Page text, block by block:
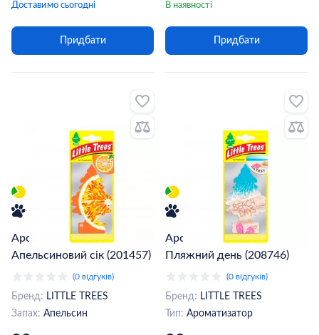
Доставимо сьогодні
Придбати
В наявності
Придбати
Ароматизатор Little Trees
Апельсиновий сік (201457)
(0 відгуків)
Бренд: LITTLE TREES
Запах: Апельсин
Ароматизатор Little Trees
Пляжний день (208746)
(0 відгуків)
Бренд: LITTLE TREES
Тип: Ароматизатор